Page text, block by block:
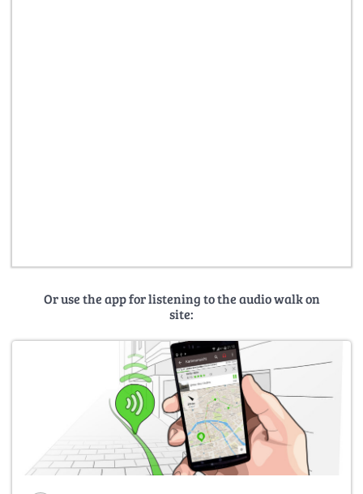
Or use the app for listening to the audio walk on
site: